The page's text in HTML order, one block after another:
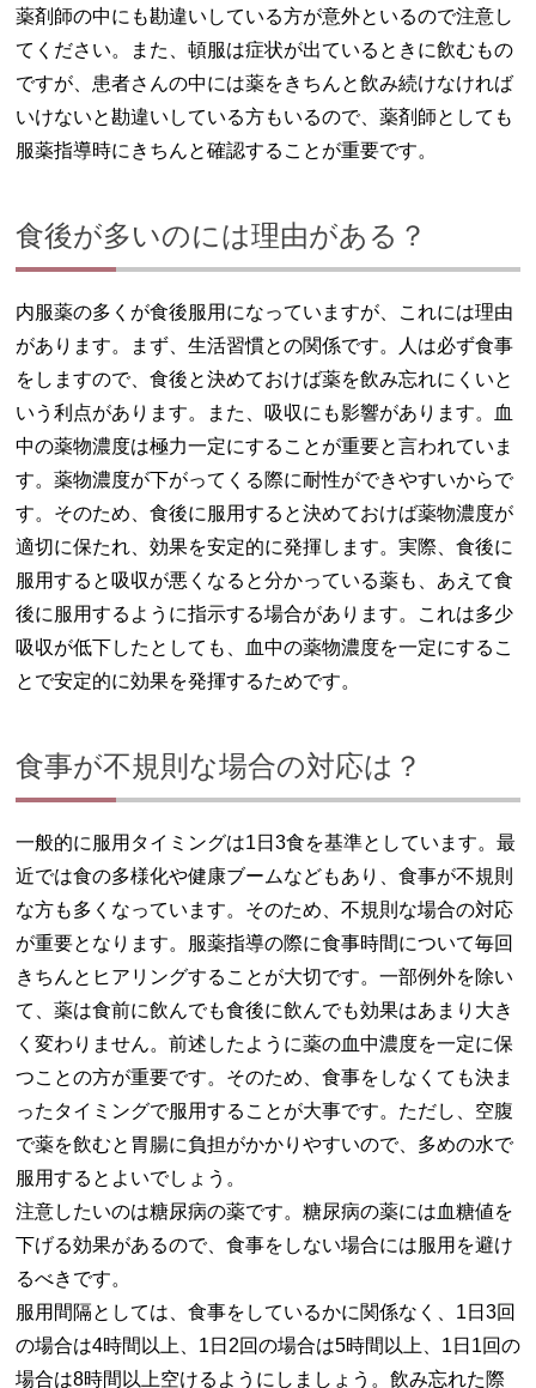
薬剤師の中にも勘違いしている方が意外といるので注意し
てください。また、頓服は症状が出ているときに飲むもの
ですが、患者さんの中には薬をきちんと飲み続けなければ
いけないと勘違いしている方もいるので、薬剤師としても
服薬指導時にきちんと確認することが重要です。
食後が多いのには理由がある？
内服薬の多くが食後服用になっていますが、これには理由
があります。まず、生活習慣との関係です。人は必ず食事
をしますので、食後と決めておけば薬を飲み忘れにくいと
いう利点があります。また、吸収にも影響があります。血
中の薬物濃度は極力一定にすることが重要と言われていま
す。薬物濃度が下がってくる際に耐性ができやすいからで
す。そのため、食後に服用すると決めておけば薬物濃度が
適切に保たれ、効果を安定的に発揮します。実際、食後に
服用すると吸収が悪くなると分かっている薬も、あえて食
後に服用するように指示する場合があります。これは多少
吸収が低下したとしても、血中の薬物濃度を一定にするこ
とで安定的に効果を発揮するためです。
食事が不規則な場合の対応は？
一般的に服用タイミングは1日3食を基準としています。最
近では食の多様化や健康ブームなどもあり、食事が不規則
な方も多くなっています。そのため、不規則な場合の対応
が重要となります。服薬指導の際に食事時間について毎回
きちんとヒアリングすることが大切です。一部例外を除い
て、薬は食前に飲んでも食後に飲んでも効果はあまり大き
く変わりません。前述したように薬の血中濃度を一定に保
つことの方が重要です。そのため、食事をしなくても決ま
ったタイミングで服用することが大事です。ただし、空腹
で薬を飲むと胃腸に負担がかかりやすいので、多めの水で
服用するとよいでしょう。
注意したいのは糖尿病の薬です。糖尿病の薬には血糖値を
下げる効果があるので、食事をしない場合には服用を避け
るべきです。
服用間隔としては、食事をしているかに関係なく、1日3回
の場合は4時間以上、1日2回の場合は5時間以上、1日1回の
場合は8時間以上空けるようにしましょう。飲み忘れた際